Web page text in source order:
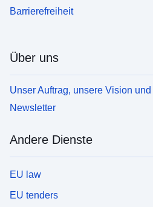
Barrierefreiheit
Über uns
Unser Auftrag, unsere Vision
Newsletter
Andere Dienste
EU law
EU tenders